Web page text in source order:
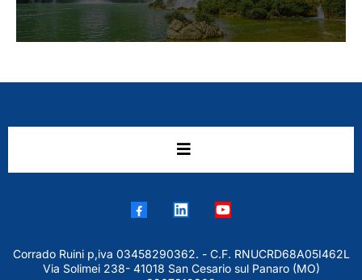
Corrado Ruini p,iva 03458290362. - C.F. RNUCRD68A05I462L
Via Solimei 238- 41018 San Cesario sul Panaro (MO)